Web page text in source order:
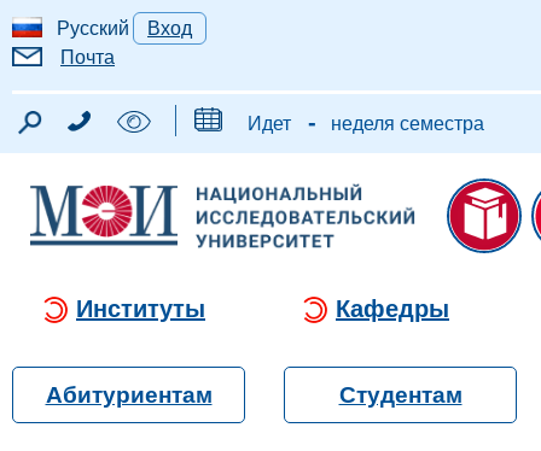
Русский
Вход
Почта
Идет - неделя семестра
Институты Кафедры
Абитуриентам Студентам